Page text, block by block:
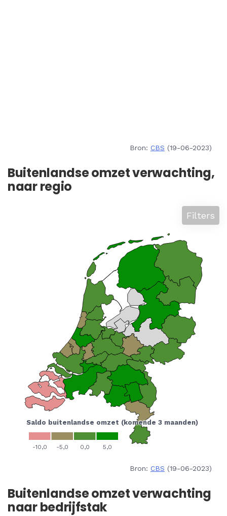
Bron: CBS (19-06-2023)
Buitenlandse omzet verwachting,
naar regio
Filters
Bron: CBS (19-06-2023)
Buitenlandse omzet verwachting
naar bedrijfstak